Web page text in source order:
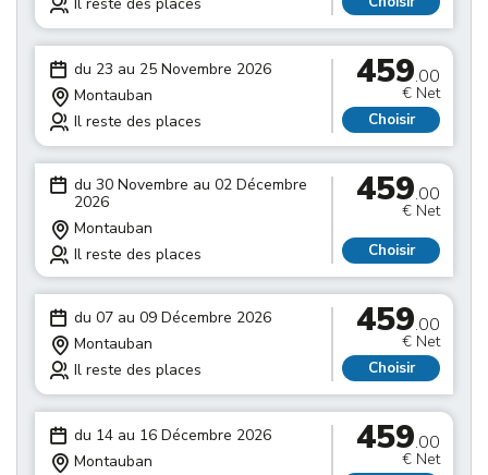
du 23 au 25 Novembre 2026
Montauban
Il reste des places
459.00
€ Net
Choisir
du 30 Novembre au 02 Décembre
2026
Montauban
Il reste des places
459.00
€ Net
Choisir
du 07 au 09 Décembre 2026
Montauban
Il reste des places
459.00
€ Net
Choisir
du 14 au 16 Décembre 2026
Montauban
459.00
€ Net